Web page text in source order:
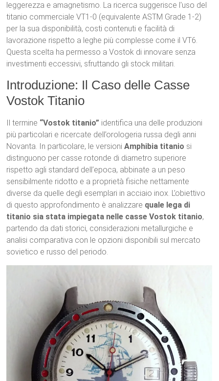
leggerezza e amagnetismo. La ricerca suggerisce l'uso del
titanio commerciale VT1-0 (equivalente ASTM Grade 1-2)
per la sua disponibilità, costi contenuti e facilità di
lavorazione rispetto a leghe più complesse come il VT6.
Questa scelta ha permesso a Vostok di innovare senza
investimenti eccessivi, sfruttando gli stock militari.
Introduzione: Il Caso delle Casse
Vostok Titanio
Il termine “Vostok titanio” identifica una delle produzioni
più particolari e ricercate dell’orologeria russa degli anni
Novanta. In particolare, le versioniAmphibia titanio si
distinguono per casse rotonde di diametro superiore
rispetto agli standard dell’epoca, abbinate a un peso
sensibilmente ridotto e a proprietà fisiche nettamente
diverse da quelle degli esemplari in acciaio inox. L’obiettivo
di questo approfondimento è analizzare quale lega di
titanio sia stata impiegata nelle casse Vostok titanio,
partendo da dati storici, considerazioni metallurgiche e
analisi comparativa con le opzioni disponibili sul mercato
sovietico e russo del periodo.